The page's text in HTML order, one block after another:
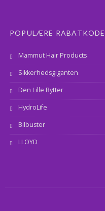
POPULÆRE
Mammut Hair Products
Sikkerhedsgiganten
Den Lille Rytter
HydroLife
Bilbuster
LLOYD